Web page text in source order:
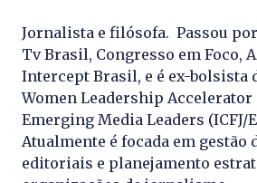
Jornalista e filósofa. Passou
Tv Brasil, Congresso em Foco,
Intercept Brasil, e é ex-bolsista
Women Leadership Accelerator
Emerging Media Leaders (ICFJ/
Atualmente é focada em gestão
editoriais e planejamento